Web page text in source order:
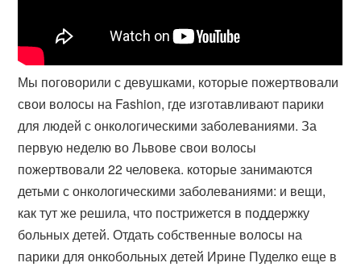
Мы поговорили с девушками, которые пожертвовали
свои волосы на Fashion, где изготавливают парики
для людей с онкологическими заболеваниями. За
первую неделю во Львове свои волосы
пожертвовали 22 человека. которые занимаются
детьми с онкологическими заболеваниями: и вещи,
как тут же решила, что пострижется в поддержку
больных детей. Отдать собственные волосы на
парики для онкобольных детей Ирине Пуделко еще в